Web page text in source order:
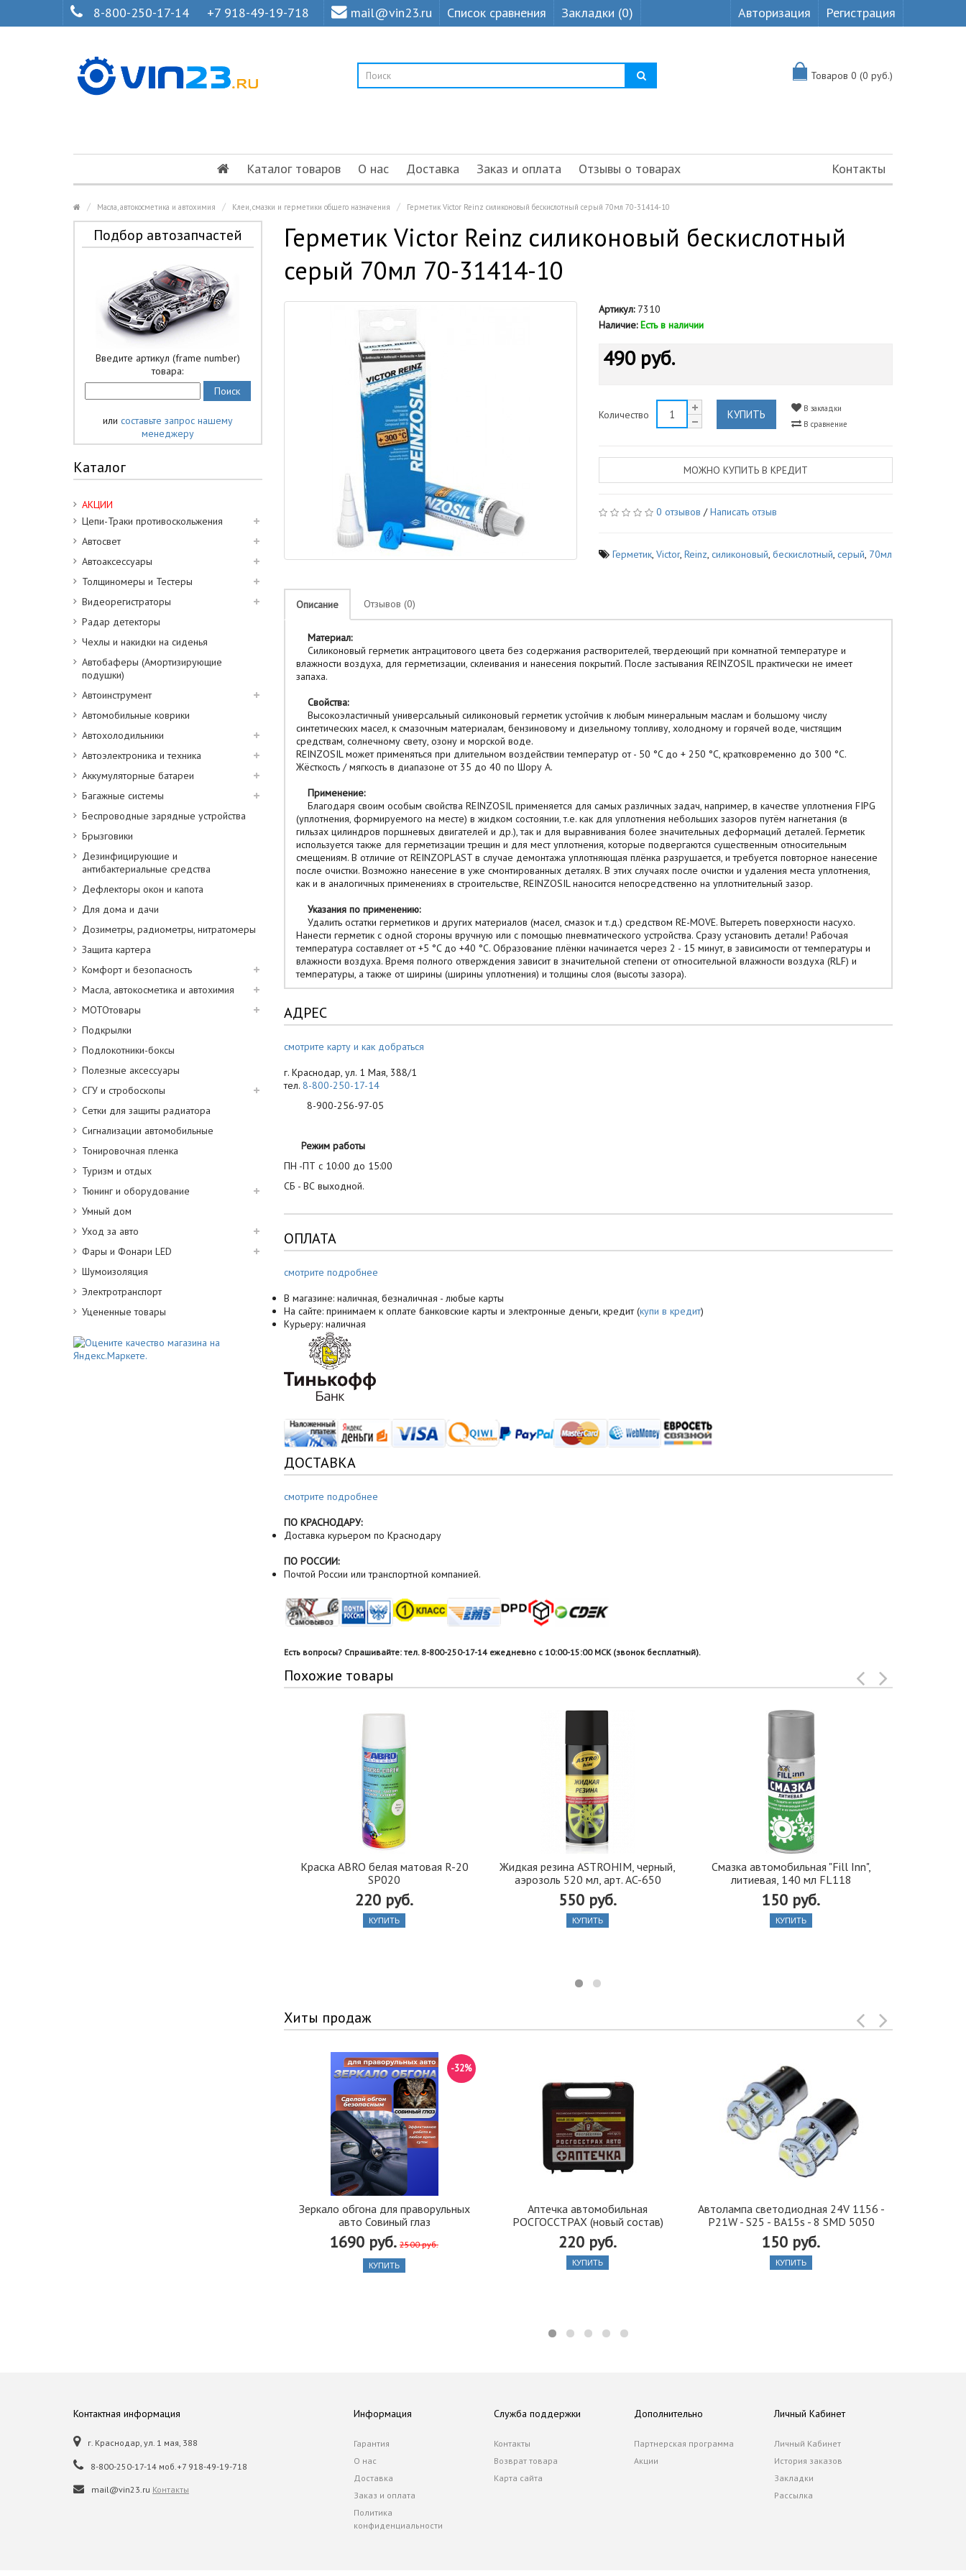
8-800-250-17-14 +7 918-49-19-718 mail@vin23.ru Список сравнения Закладки (0) Авторизация Регистрация
Товаров 0 (0 руб.)
Каталог товаров О нас Доставка Заказ и оплата Отзывы о товарах Контакты
Масла, автокосметика и автохимия Клеи, смазки и герметики общего назначения Герметик Victor Reinz силиконовый бескислотный серый 70мл 70-31414-10
Подбор автозапчастей
Введите артикул (frame number)
товара:
или составьте запрос нашему
менеджеру
Каталог
АКЦИИ
Цепи-Траки противоскольжения
Автосвет
Автоаксессуары
Толщиномеры и Тестеры
Видеорегистраторы
Радар детекторы
Чехлы и накидки на сиденья
Автобаферы (Амортизирующие
подушки)
Автоинструмент
Автомобильные коврики
Автохолодильники
Автоэлектроника и техника
Аккумуляторные батареи
Багажные системы
Беспроводные зарядные устройства
Брызговики
Дезинфицирующие и
антибактериальные средства
Дефлекторы окон и капота
Для дома и дачи
Дозиметры, радиометры, нитратомеры
Защита картера
Комфорт и безопасность
Масла, автокосметика и автохимия
МОТОтовары
Подкрылки
Подлокотники-боксы
Полезные аксессуары
СГУ и стробоскопы
Сетки для защиты радиатора
Сигнализации автомобильные
Тонировочная пленка
Туризм и отдых
Тюнинг и оборудование
Умный дом
Уход за авто
Фары и Фонари LED
Шумоизоляция
Электротранспорт
Уцененные товары
Герметик Victor Reinz силиконовый бескислотный
серый 70мл 70-31414-10
Артикул:7310
Наличие: Есть в наличии
490 руб.
Количество КУПИТЬ
В закладки
В сравнение
МОЖНО КУПИТЬ В КРЕДИТ
0 отзывов /Написать отзыв
Герметик,Victor,Reinz,силиконовый,бескислотный,серый, 70мл
Описание Отзывов (0)
Материал:
Силиконовый герметик антрацитового цвета без содержания растворителей, твердеющий при комнатной температуре и
влажности воздуха, для герметизации, склеивания и нанесения покрытий. После застывания REINZOSIL практически не имеет
запаха.
Свойства:
Высокоэластичный универсальный силиконовый герметик устойчив к любым минеральным маслам и большому числу
синтетических масел, к смазочным материалам, бензиновому и дизельному топливу, холодному и горячей воде, чистящим
средствам, солнечному свету, озону и морской воде.
REINZOSIL может применяться при длительном воздействии температур от - 50 °C до + 250 °C, кратковременно до 300 °C.
Жёсткость / мягкость в диапазоне от 35 до 40 по Шору A.
Применение:
Благодаря своим особым свойства REINZOSIL применяется для самых различных задач, например, в качестве уплотнения FIPG
(уплотнения, формируемого на месте) в жидком состоянии, т.е. как для уплотнения небольших зазоров путём нагнетания (в
гильзах цилиндров поршневых двигателей и др.), так и для выравнивания более значительных деформаций деталей. Герметик
используется также для герметизации трещин и для мест уплотнения, которые подвергаются существенным относительным
смещениям. В отличие от REINZOPLAST в случае демонтажа уплотняющая плёнка разрушается, и требуется повторное нанесение
после очистки. Возможно нанесение в уже смонтированных деталях. В этих случаях после очистки и удаления места уплотнения,
как и в аналогичных применениях в строительстве, REINZOSIL наносится непосредственно на уплотнительный зазор.
Указания по применению:
Удалить остатки герметиков и других материалов (масел, смазок и т.д.) средством RE-MOVE. Вытереть поверхности насухо.
Нанести герметик с одной стороны вручную или с помощью пневматического устройства. Сразу установить детали! Рабочая
температура составляет от +5 °C до +40 °C. Образование плёнки начинается через 2 - 15 минут, в зависимости от температуры и
влажности воздуха. Время полного отверждения зависит в значительной степени от относительной влажности воздуха (RLF) и
температуры, а также от ширины (ширины уплотнения) и толщины слоя (высоты зазора).
АДРЕС
смотрите карту и как добраться
г. Краснодар, ул. 1 Мая, 388/1
тел. 8-800-250-17-14
8-900-256-97-05
Режим работы
ПН -ПТ с 10:00 до 15:00
СБ - ВС выходной.
ОПЛАТА
смотрите подробнее
В магазине: наличная, безналичная - любые карты
На сайте: принимаем к оплате банковские карты и электронные деньги, кредит (купи в кредит)
Курьеру: наличная
ДОСТАВКА
смотрите подробнее
ПО КРАСНОДАРУ:
Доставка курьером по Краснодару
ПО РОССИИ:
Почтой России или транспортной компанией.
Есть вопросы? Спрашивайте: тел. 8-800-250-17-14 ежедневно с 10:00-15:00 МСК (звонок бесплатный).
Похожие товары
Краска ABRO белая матовая R-20
SP020
220 руб.
КУПИТЬ
Жидкая резина ASTROHIM, черный,
аэрозоль 520 мл, арт. AC-650
550 руб.
КУПИТЬ
Смазка автомобильная "Fill Inn",
литиевая, 140 мл FL118
150 руб.
КУПИТЬ
Хиты продаж
Зеркало обгона для праворульных
авто Совиный глаз
1690 руб. 2500 руб.
-32%
КУПИТЬ
Аптечка автомобильная
РОСГОССТРАХ (новый состав)
220 руб.
КУПИТЬ
Автолампа cветодиодная 24V 1156 -
P21W - S25 - BA15s - 8 SMD 5050
150 руб.
КУПИТЬ
Контактная информация
г. Краснодар, ул. 1 мая, 388
8-800-250-17-14 моб.+7 918-49-19-718
mail@vin23.ru Контакты
Информация
Гарантия
О нас
Доставка
Заказ и оплата
Политика
конфиденциальности
Служба поддержки
Контакты
Возврат товара
Карта сайта
Дополнительно
Партнерская программа
Акции
Личный Кабинет
Личный Кабинет
История заказов
Закладки
Рассылка